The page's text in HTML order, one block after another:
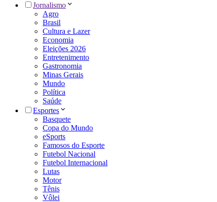
Jornalismo
Agro
Brasil
Cultura e Lazer
Economia
Eleições 2026
Entretenimento
Gastronomia
Minas Gerais
Mundo
Política
Saúde
Esportes
Basquete
Copa do Mundo
eSports
Famosos do Esporte
Futebol Nacional
Futebol Internacional
Lutas
Motor
Tênis
Vôlei